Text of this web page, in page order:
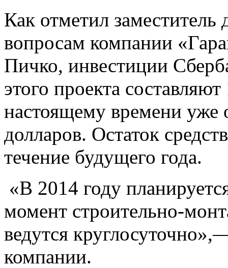
Как отметил
вопросам компании
Пичко, инвестиции
этого проекта
настоящему времени уже
долларов. Остаток
течение будущего года.
«В 2014 году
момент строительно-
ведутся
компании.